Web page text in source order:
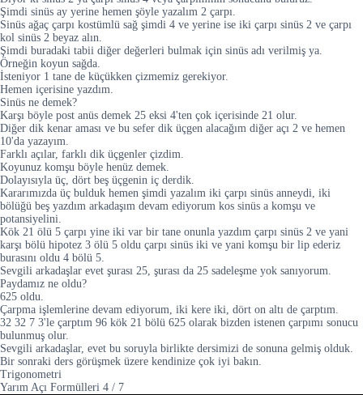
Şimdi sinüs ay yerine hemen şöyle yazalım 2 çarpı.
Sinüs ağaç çarpı kostümlü sağ şimdi 4 ve yerine ise iki çarpı sinüs 2 ve çarpı
kol sinüs 2 beyaz alın.
Şimdi buradaki tabii diğer değerleri bulmak için sinüs adı verilmiş ya.
Örneğin koyun sağda.
İsteniyor 1 tane de küçükken çizmemiz gerekiyor.
Hemen içerisine yazdım.
Sinüs ne demek?
Karşı böyle post anüs demek 25 eksi 4'ten çok içerisinde 21 olur.
Diğer dik kenar aması ve bu sefer dik üçgen alacağım diğer açı 2 ve hemen
10'da yazayım.
Farklı açılar, farklı dik üçgenler çizdim.
Koyunuz komşu böyle henüz demek.
Dolayısıyla üç, dört beş üçgenin iç derdik.
Kararımızda üç bulduk hemen şimdi yazalım iki çarpı sinüs anneydi, iki
bölüğü beş yazdım arkadaşım devam ediyorum kos sinüs a komşu ve
potansiyelini.
Kök 21 ölü 5 çarpı yine iki var bir tane onunla yazdım çarpı sinüs 2 ve yani
karşı bölü hipotez 3 ölü 5 oldu çarpı sinüs iki ve yani komşu bir lip ederiz
burasını oldu 4 bölü 5.
Sevgili arkadaşlar evet şurası 25, şurası da 25 sadeleşme yok sanıyorum.
Paydamız ne oldu?
625 oldu.
Çarpma işlemlerine devam ediyorum, iki kere iki, dört on altı de çarptım.
32 32 7 3'le çarptım 96 kök 21 bölü 625 olarak bizden istenen çarpımı sonucu
bulunmuş olur.
Sevgili arkadaşlar, evet bu soruyla birlikte dersimizi de sonuna gelmiş olduk.
Bir sonraki ders görüşmek üzere kendinize çok iyi bakın.
Trigonometri
Yarım Açı Formülleri 4 / 7